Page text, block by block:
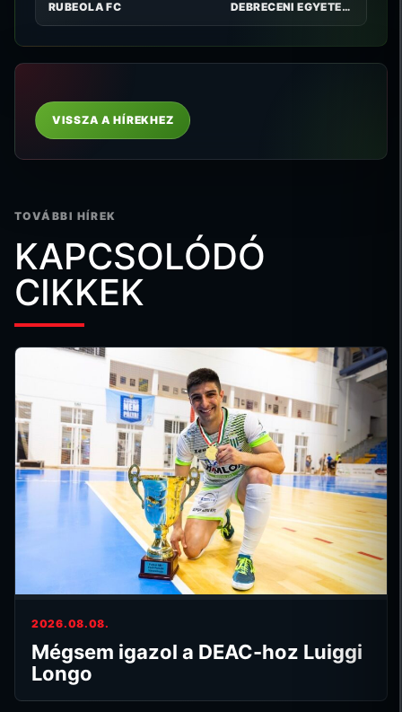
RUBEOLA FC DEBRECENI EGYETEMI AC
VISSZA A HÍREKHEZ
TOVÁBBI HÍREK
KAPCSOLÓDÓ
CIKKEK
2026.08.08.
Mégsem igazol a DEAC-hoz Luiggi
Longo